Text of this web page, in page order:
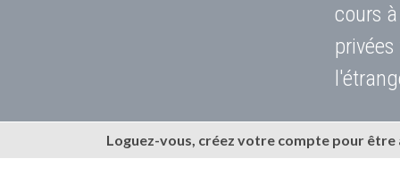
cours
Loguez-vous, créez votre compte pour